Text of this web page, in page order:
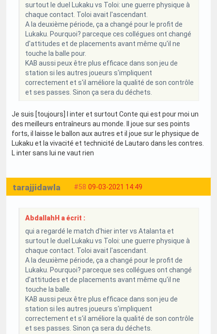
surtout le duel Lukaku vs Toloi: une guerre physique à
chaque contact. Toloi avait l'ascendant.
A la deuxième période, ça a changé pour le profit de
Lukaku. Pourquoi? parceque ces collégues ont changé
d'attitudes et de placements avant même qu'il ne
touche la balle pour.
KAB aussi peux être plus efficace dans son jeu de
station si les autres joueurs s'impliquent
correctement et s'il améliore la qualité de son contrôle
et ses passes. Sinon ça sera du déchets.
Je suis [toujours] l inter et surtout Conte qui est pour moi un
des meilleurs entraîneurs au monde. Il joue sur ses points
forts, il laisse le ballon aux autres et il joue sur le physique de
Lukaku et la vivacité et technicité de Lautaro dans les contres.
L inter sans lui ne vaut rien
#58 09-03-2021 14:49
tarajjidawla
AbdallahH a écrit :
qui a regardé le match d'hier inter vs Atalanta et
surtout le duel Lukaku vs Toloi: une guerre physique à
chaque contact. Toloi avait l'ascendant.
A la deuxième période, ça a changé pour le profit de
Lukaku. Pourquoi? parceque ses collégues ont changé
d'attitudes et de placements avant même qu'il ne
touche la balle.
KAB aussi peux être plus efficace dans son jeu de
station si les autres joueurs s'impliquent
correctement et s'il améliore la qualité de son contrôle
et ses passes. Sinon ça sera du déchets.